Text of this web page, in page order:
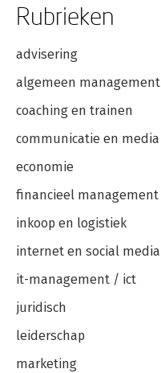
Rubrieken
advisering
algemeen management
coaching en trainen
communicatie en media
economie
financieel management
inkoop en logistiek
internet en social media
it-management / ict
juridisch
leiderschap
marketing